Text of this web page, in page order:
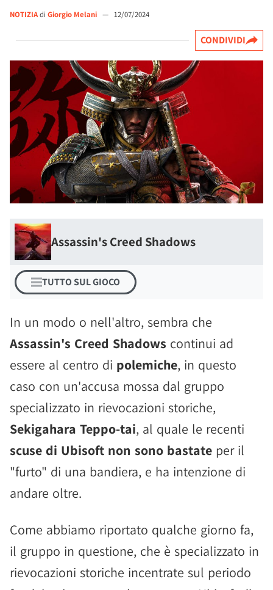
NOTIZIAdi Giorgio Melani — 12/07/2024
CONDIVIDI
Assassin's Creed Shadows
TUTTO SUL GIOCO
In un modo o nell'altro, sembra che
Assassin's Creed Shadows continui ad
essere al centro di polemiche, in questo
caso con un'accusa mossa dal gruppo
specializzato in rievocazioni storiche,
Sekigahara Teppo-tai, al quale le recenti
scuse di Ubisoft non sono bastate per il
"furto" di una bandiera, e ha intenzione di
andare oltre.
Come abbiamo riportato qualche giorno fa,
il gruppo in questione, che è specializzato in
rievocazioni storiche incentrate sul periodo